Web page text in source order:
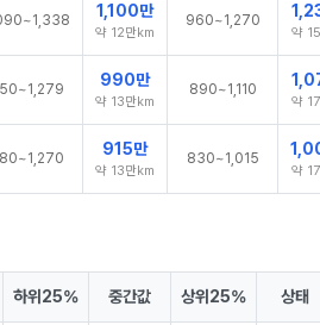
1,100만
약 12만km
960~1,270
약
990만
약 13만km
890~1,110
약
915만
약 13만km
830~1,015
약
하위25% 중간값 상위25% 상태